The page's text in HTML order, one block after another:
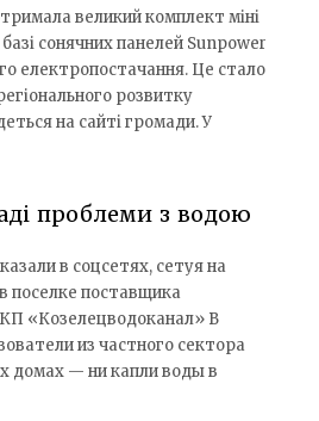
великий комплект міні
сонячних панелей Sunpower
електропостачання. Це стало
розвитку
на сайті громади. У
проблеми з водою
в соцсетях, сетуя на
поселке поставщика
«Козелецводоканал» В
из частного сектора
домах — ни капли воды в